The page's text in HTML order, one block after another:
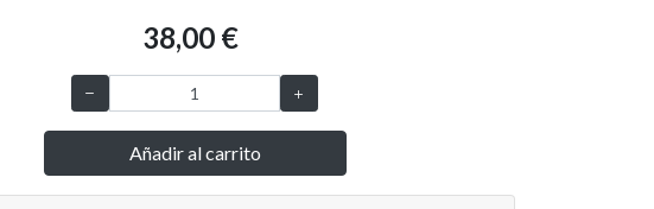
38,00 €
Añadir al carrito